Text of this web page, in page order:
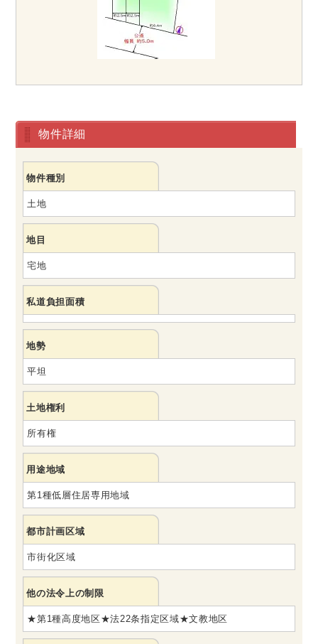
物件詳細
物件種別
土地
地目
宅地
私道負担面積
地勢
平坦
土地権利
所有権
用途地域
第1種低層住居専用地域
都市計画区域
市街化区域
他の法令上の制限
★第1種高度地区★法22条指定区域★文教地区